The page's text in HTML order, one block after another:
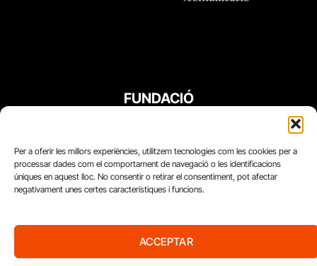
Per a oferir les millors experiències, utilitzem tecnologies com les cookies per a
processar dades com el comportament de navegació o les identificacions
úniques en aquest lloc. No consentir o retirar el consentiment, pot afectar
negativament unes certes característiques i funcions.
ACCEPTAR
FUNDACIÓ